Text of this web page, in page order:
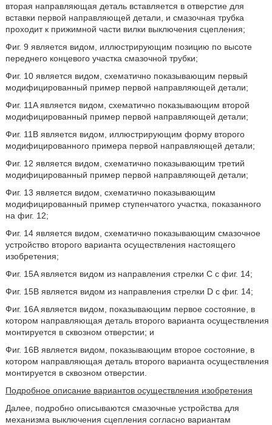
вторая направляющая деталь вставляется в отверстие для
вставки первой направляющей детали, и смазочная трубка
проходит к прижимной части вилки выключения сцепления;
Фиг. 9 является видом, иллюстрирующим позицию по высоте
переднего концевого участка смазочной трубки;
Фиг. 10 является видом, схематично показывающим первый
модифицированный пример первой направляющей детали;
Фиг. 11A является видом, схематично показывающим второй
модифицированный пример первой направляющей детали;
Фиг. 11B является видом, иллюстрирующим форму второго
модифицированного примера первой направляющей детали;
Фиг. 12 является видом, схематично показывающим третий
модифицированный пример первой направляющей детали;
Фиг. 13 является видом, схематично показывающим
модифицированный пример ступенчатого участка, показанного
на фиг. 12;
Фиг. 14 является видом, схематично показывающим смазочное
устройство второго варианта осуществления настоящего
изобретения;
Фиг. 15A является видом из направления стрелки C с фиг. 14;
Фиг. 15B является видом из направления стрелки D с фиг. 14;
Фиг. 16A является видом, показывающим первое состояние, в
котором направляющая деталь второго варианта осуществления
монтируется в сквозном отверстии; и
Фиг. 16B является видом, показывающим второе состояние, в
котором направляющая деталь второго варианта осуществления
монтируется в сквозном отверстии.
Подробное описание вариантов осуществления изобретения
Далее, подробно описываются смазочные устройства для
механизма выключения сцепления согласно вариантам